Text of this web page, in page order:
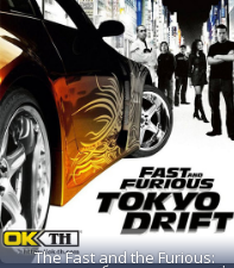
The Fast and the Furious: